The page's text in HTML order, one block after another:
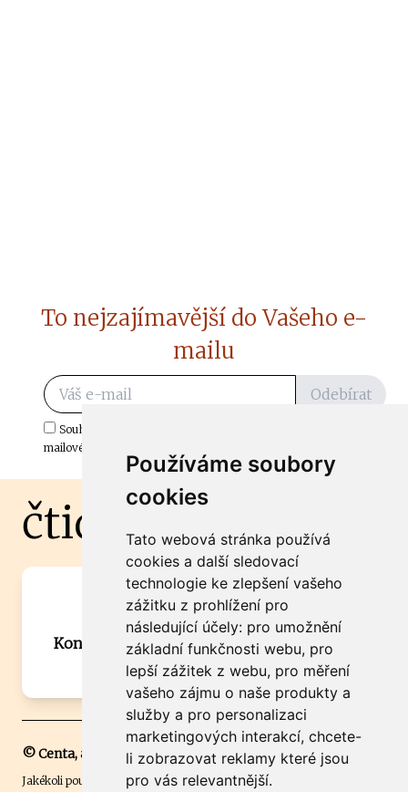
Používáme soubory
cookies
Tato webová stránka používá
cookies a další sledovací
technologie ke zlepšení vašeho
zážitku z prohlížení pro
následující účely: pro umožnění
základní funkčnosti webu, pro
lepší zážitek z webu, pro měření
vašeho zájmu o naše produkty a
služby a pro personalizaci
marketingových interakcí, chcete-
li zobrazovat reklamy které jsou
pro vás relevantnější.
To nejzajímavější do Vašeho e-
mailu
Odebírat
Souhlasím s odběrem důležitých zpráv ze ČtiDoma.cz do mé e-
mailové schránky.
čtidoma.cz
Máte zajímavou informaci? Chcete
spolupracovat?
Kontaktujte šéfredaktora Martina Chalupu:
chalupa@ctidoma.cz
© Centa, a.s.
Jakékoli použití obsahu včetně převzetí, šíření či dalšího užití a